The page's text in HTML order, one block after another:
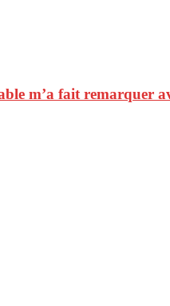
m’a fait remarquer